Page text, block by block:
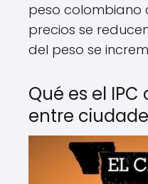
peso colombiano
precios se
del peso se
Qué es el
entre